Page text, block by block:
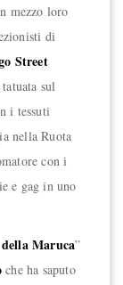
mezzo loro
di
Street
sul
i tessuti
nella Ruota
con i
e gag in uno
Maruca”
che ha saputo